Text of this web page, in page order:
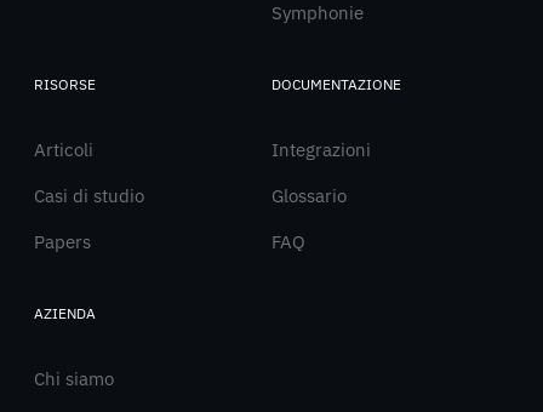
Symphonie
RISORSE
Articoli
Casi di studio
Papers
DOCUMENTAZIONE
Integrazioni
Glossario
FAQ
AZIENDA
Chi siamo